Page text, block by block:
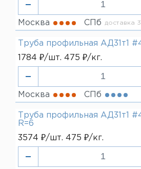
Москва СПб доставка
Труба профильная АД31т1
1784 ₽/шт. 475 ₽/кг.
Москва СПб
Труба профильная АД31т1
R=6
3574 ₽/шт. 475 ₽/кг.